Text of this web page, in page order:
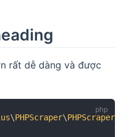
rất dễ dàng và được
\PHPScraper\PHPScraper